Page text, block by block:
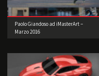
Paolo Giandoso ad iMasterArt –
Marzo 2016